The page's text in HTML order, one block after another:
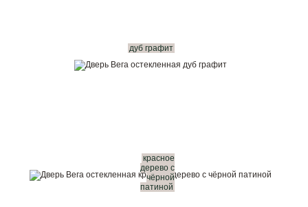
дуб графит
красное
дерево с
чёрной
патиной